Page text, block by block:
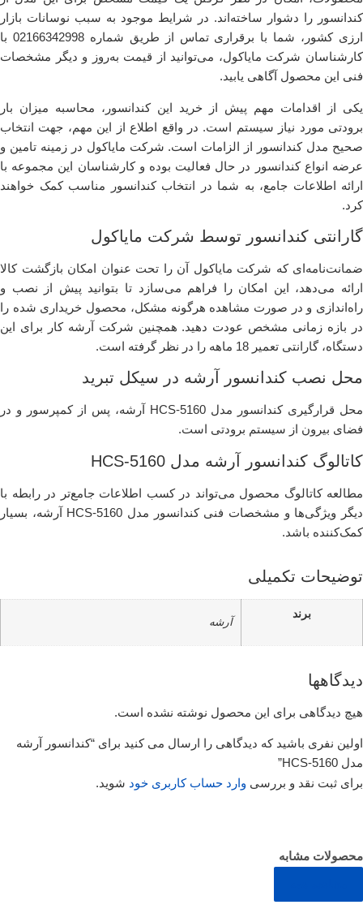
کندانسور را دشوار ساخته‌اند. در شرایط موجود به سبب نوسانات بازار
ارزی کشور، شما با برقراری تماس از طریق شماره 02166342998 با
کارشناسان شرکت مایاکول، می‌توانید از قیمت به‌روز و دیگر مشخصات
فنی این محصول آگاهی یابید.
یکی از اقدامات مهم پیش از خرید این کندانسور، محاسبه میزان بار
برودتی مورد نیاز سیستم است. در واقع اطلاع از این مهم، جهت انتخاب
صحیح مدل کندانسور از الزامات است. شرکت مایاکول در زمینه تامین و
عرضه انواع کندانسور در حال فعالیت بوده و کارشناسان این مجموعه با
ارائه اطلاعات جامع، به شما در انتخاب کندانسور مناسب کمک خواهند
کرد.
گارانتی کندانسور توسط شرکت مایاکول
ضمانت‌نامه‌ای که شرکت مایاکول آن را تحت عنوان امکان بازگشت کالا
ارائه می‌دهد، این امکان را فراهم می‌سازد تا بتوانید پیش از نصب و
راه‌اندازی و در صورت مشاهده هرگونه مشکل، محصول خریداری شده را
در بازه زمانی مشخص عودت دهید. همچنین شرکت آرشه کار برای این
دستگاه، گارانتی تعمیر 18 ماهه را در نظر گرفته است.
محل نصب کندانسور آرشه در سیکل تبرید
محل قرارگیری کندانسور مدل HCS-5160 آرشه، پس از کمپرسور و در
فضای بیرون از سیستم برودتی است.
کاتالوگ کندانسور آرشه مدل HCS-5160
مطالعه کاتالوگ محصول می‌تواند در کسب اطلاعات جامع‌تر در رابطه با
دیگر ویژگی‌ها و مشخصات فنی کندانسور مدل HCS-5160 آرشه، بسیار
کمک‌کننده باشد.
توضیحات تکمیلی
برند
آرشه
دیدگاهها
هیچ دیدگاهی برای این محصول نوشته نشده است.
اولین نفری باشید که دیدگاهی را ارسال می کنید برای “کندانسور آرشه
مدل HCS-5160”
برای ثبت نقد و بررسی وارد حساب کاربری خود شوید.
محصولات مشابه